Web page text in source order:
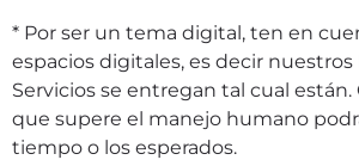
* Por ser un tema digital, ten en
espacios digitales, es decir
Servicios se entregan tal cual están.
que supere el manejo humano
tiempo o los esperados.